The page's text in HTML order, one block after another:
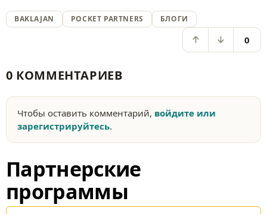
BAKLAJAN POCKET PARTNERS БЛОГИ
0
0 КОММЕНТАРИЕВ
Чтобы оставить комментарий, войдите или
зарегистрируйтесь.
Партнерские
программы